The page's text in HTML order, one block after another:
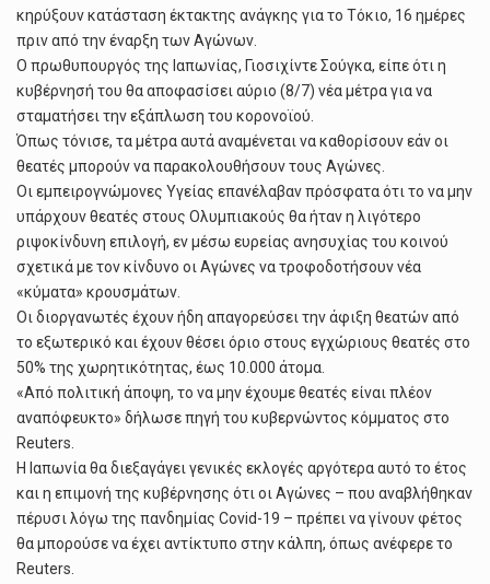
κηρύξουν κατάσταση έκτακτης ανάγκης για το Τόκιο, 16 ημέρες
πριν από την έναρξη των Αγώνων.
Ο πρωθυπουργός της Ιαπωνίας, Γιοσιχίντε Σούγκα, είπε ότι η
κυβέρνησή του θα αποφασίσει αύριο (8/7) νέα μέτρα για να
σταματήσει την εξάπλωση του κορονοϊού.
Όπως τόνισε, τα μέτρα αυτά αναμένεται να καθορίσουν εάν οι
θεατές μπορούν να παρακολουθήσουν τους Αγώνες.
Οι εμπειρογνώμονες Υγείας επανέλαβαν πρόσφατα ότι το να μην
υπάρχουν θεατές στους Ολυμπιακούς θα ήταν η λιγότερο
ριψοκίνδυνη επιλογή, εν μέσω ευρείας ανησυχίας του κοινού
σχετικά με τον κίνδυνο οι Αγώνες να τροφοδοτήσουν νέα
«κύματα» κρουσμάτων.
Οι διοργανωτές έχουν ήδη απαγορεύσει την άφιξη θεατών από
το εξωτερικό και έχουν θέσει όριο στους εγχώριους θεατές στο
50% της χωρητικότητας, έως 10.000 άτομα.
«Από πολιτική άποψη, το να μην έχουμε θεατές είναι πλέον
αναπόφευκτο» δήλωσε πηγή του κυβερνώντος κόμματος στο
Reuters.
Η Ιαπωνία θα διεξαγάγει γενικές εκλογές αργότερα αυτό το έτος
και η επιμονή της κυβέρνησης ότι οι Αγώνες – που αναβλήθηκαν
πέρυσι λόγω της πανδημίας Covid-19 – πρέπει να γίνουν φέτος
θα μπορούσε να έχει αντίκτυπο στην κάλπη, όπως ανέφερε το
Reuters.